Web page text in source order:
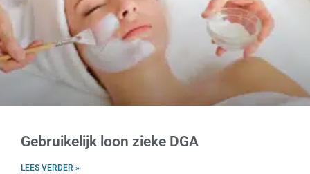
Gebruikelijk loon zieke DGA
LEES VERDER »